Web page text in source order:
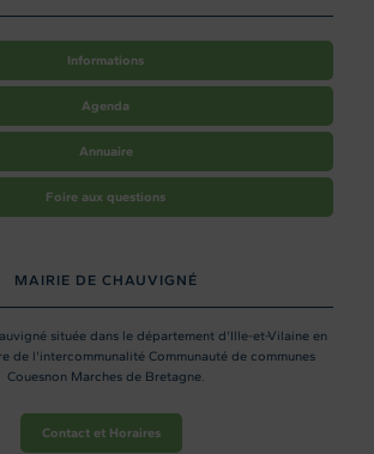
Informations
Agenda
Annuaire
Foire aux questions
MAIRIE DE CHAUVIGNÉ
située dans le département d'Ille-et-Vilaine en
de l'intercommunalité Communauté de communes
Couesnon Marches de Bretagne.
Contact et Horaires